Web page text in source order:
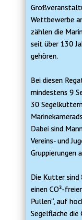
Wettbewerbe
zählen die
seit über 130
gehören.
Bei diesen
mindestens 9
30
Dabei sind
Vereins- und
Gruppierungen
Die Kutter sind
einen CO²-
Pullen“, auf
Segelfläche die